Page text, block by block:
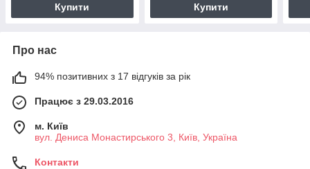
Купити Купити
Про нас
94% позитивних з 17 відгуків за рік
Працює з 29.03.2016
м. Київ
вул. Дениса Монастирського 3, Київ, Україна
Контакти